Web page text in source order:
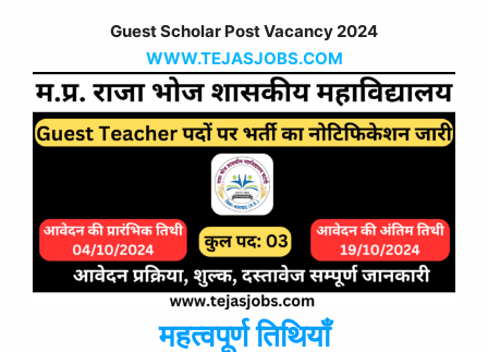
Guest Scholar Post Vacancy 2024
WWW.TEJASJOBS.COM
महत्वपूर्ण तिथियाँ